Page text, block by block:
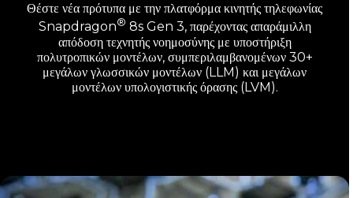
Θέστε νέα πρότυπα με την πλατφόρμα κινητής τηλεφωνίας
Snapdragon® 8s Gen 3, παρέχοντας απαράμιλλη
απόδοση τεχνητής νοημοσύνης με υποστήριξη
πολυτροπικών μοντέλων, συμπεριλαμβανομένων 30+
μεγάλων γλωσσικών μοντέλων (LLM) και μεγάλων
μοντέλων υπολογιστικής όρασης (LVM).